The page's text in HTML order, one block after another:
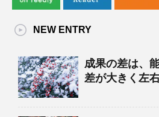
NEW ENTRY
成果の差は、
差が大きく左